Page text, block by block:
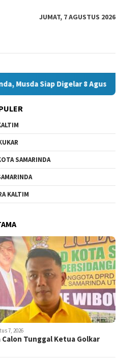
JUMAT, 7 AGUSTUS 2026
Digelar 8 Agustus 2026
SAMARINDA
KALTIM
7, 2026
Calon Tunggal Ketua Golkar